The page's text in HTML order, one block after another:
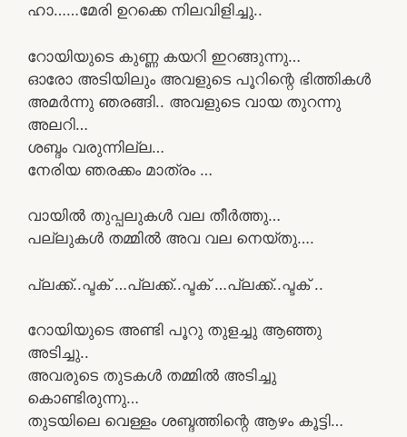
ഹാ……മേരി ഉറക്കെ നിലവിളിച്ചു..
റോയിയുടെ കുണ്ണ കയറി ഇറങ്ങുന്നു…
ഓരോ അടിയിലും അവളുടെ പൂറിന്റെ ഭിത്തികൾ
അമർന്നു ഞരങ്ങി.. അവളുടെ വായ തുറന്നു
അലറി…
ശബ്ദം വരുന്നില്ല…
നേരിയ ഞരക്കം മാത്രം …
വായിൽ തുപ്പലുകൾ വല തീർത്തു…
പല്ലുകൾ തമ്മിൽ അവ വല നെയ്തു….
പ്ലക്ക്..പ്ടക് …പ്ലക്ക്..പ്ടക് …പ്ലക്ക്..പ്ടക് ..
റോയിയുടെ അണ്ടി പൂറു തുളച്ചു ആഞ്ഞു
അടിച്ചു..
അവരുടെ തുടകൾ തമ്മിൽ അടിച്ചു
കൊണ്ടിരുന്നു…
തുടയിലെ വെള്ളം ശബ്ദത്തിന്റെ ആഴം കൂട്ടി…